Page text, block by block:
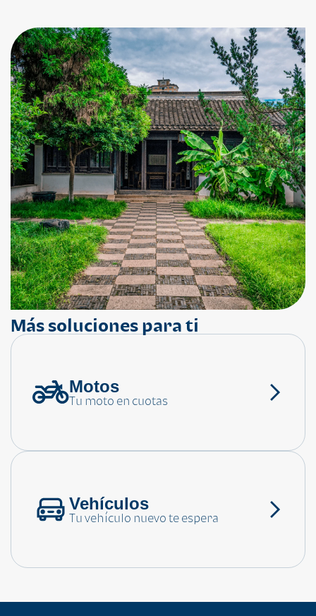
¿Necesitas ayuda?
Más soluciones para ti
Motos
Tu moto en cuotas
Vehículos
Tu vehículo nuevo te espera